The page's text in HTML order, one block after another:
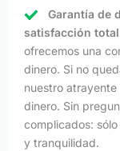
Garantía de
satisfacción
ofrecemos una
dinero. Si no
nuestro
dinero. Sin
complicados:
y tranquilidad.